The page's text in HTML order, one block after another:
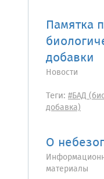
Памятка
добавки
Новости
Теги: #БАД
добавка)
О
материалы